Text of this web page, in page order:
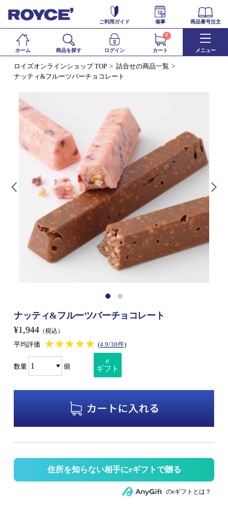
ご利用ガイド 催事 商品番号注文
ホーム 商品を探す ログイン カート
0
メニュー
ロイズオンラインショップ TOP
詰合せの商品一覧
ナッティ&フルーツバーチョコレート
ナッティ&フルーツバーチョコレート
¥1,944 （税込）
平均評価 ★★★★★
★★★★★ (4.9/38件)
数量 個
e
ギフト
住所を知らない相手にeギフトで贈る
のeギフトとは？